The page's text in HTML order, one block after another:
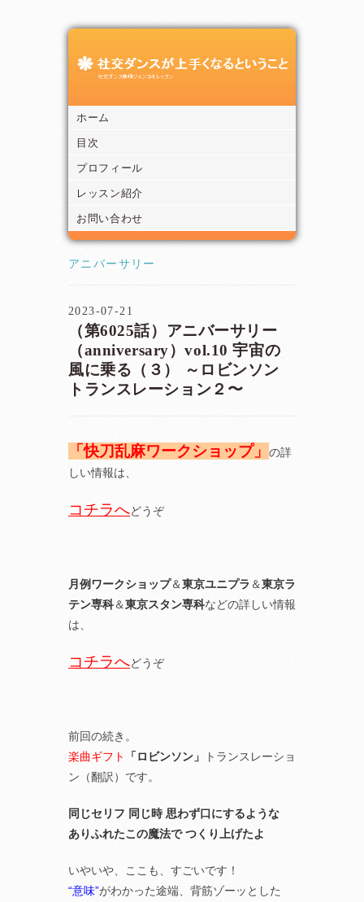
ホーム
目次
プロフィール
レッスン紹介
お問い合わせ
アニバーサリー
2023-07-21
（第6025話）アニバーサリー
（anniversary）vol.10 宇宙の
風に乗る（３） ～ロビンソン
トランスレーション２〜
「快刀乱麻ワークショップ」
の詳
しい情報は、
コチラへどうぞ
月例ワークショップ＆東京ユニプラ ＆東京ラ
テン専科＆東京スタン専科などの詳しい情報
は、
コチラへどうぞ
前回の続き。
楽曲ギフト
「ロビンソン」
トランスレーショ
ン（翻訳）です。
同じセリフ 同じ時 思わず口にするような
ありふれたこの魔法で つくり上げたよ
いやいや、ここも、すごいです！
“意味”がわかった途端、背筋ゾーッとした